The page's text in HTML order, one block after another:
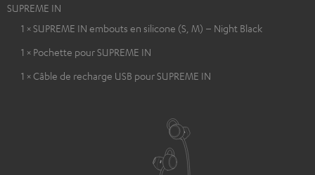
SUPREME IN
1 × SUPREME IN embouts en silicone (S, M) – Night Black
1 × Pochette pour SUPREME IN
1 × Câble de recharge USB pour SUPREME IN